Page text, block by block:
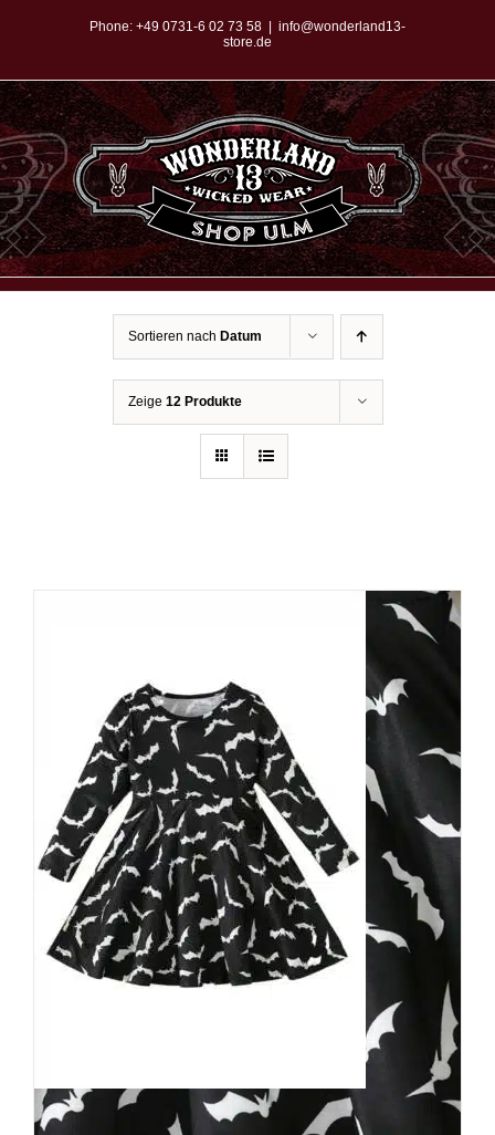
springen
Phone: +49 0731-6 02 73 58
info@wonderland13-
store.de
Sortieren nach Datum
Zeige 12 Produkte
Mad Moonshine Kleid Army of